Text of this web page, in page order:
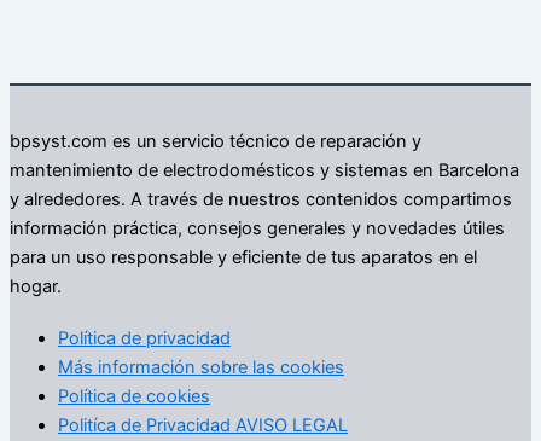
bpsyst.com es un servicio técnico de reparación y
mantenimiento de electrodomésticos y sistemas en Barcelona
y alrededores. A través de nuestros contenidos compartimos
información práctica, consejos generales y novedades útiles
para un uso responsable y eficiente de tus aparatos en el
hogar.
Política de privacidad
Más información sobre las cookies
Política de cookies
Politíca de Privacidad AVISO LEGAL